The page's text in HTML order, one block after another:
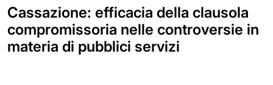
Cassazione: efficacia della clausola
compromissoria nelle controversie in
materia di pubblici servizi